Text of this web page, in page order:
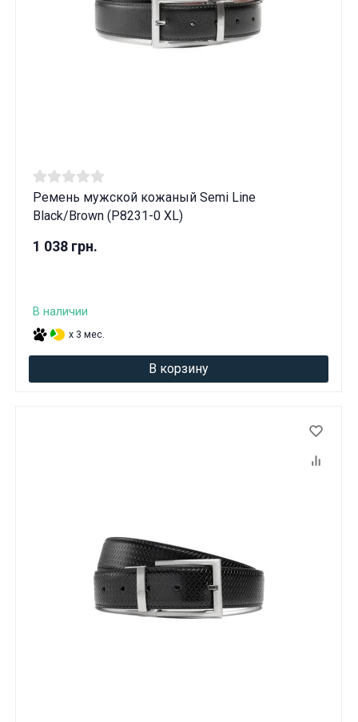
Ремень мужской кожаный Semi Line
Black/Brown (P8231-0 XL)
1 038 грн.
В наличии
x 3 мес.
В корзину